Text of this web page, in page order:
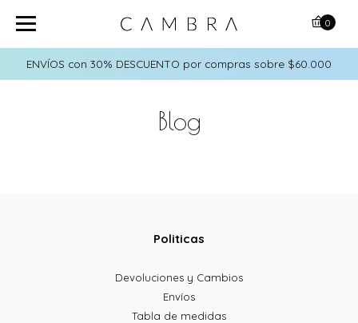
ENVÍOS con 30% DESCUENTO por compras sobre $60.000
0
Blog
Politicas
Devoluciones y Cambios
Envíos
Tabla de medidas